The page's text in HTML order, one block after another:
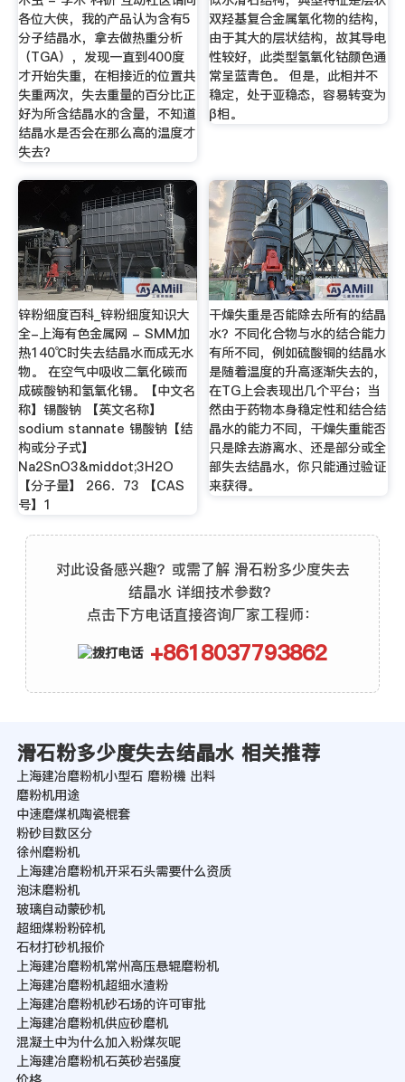
各位大侠，我的产品认为含有5
分子结晶水，拿去做热重分析
（TGA），发现一直到400度
才开始失重，在相接近的位置共
失重两次，失去重量的百分比正
好为所含结晶水的含量，不知道
结晶水是否会在那么高的温度才
失去？
双羟基复合金属氧化物的结构，
由于其大的层状结构，故其导电
性较好，此类型氢氧化钴颜色通
常呈蓝青色。 但是，此相并不
稳定，处于亚稳态，容易转变为
β相。
锌粉细度百科_锌粉细度知识大
全-上海有色金属网 - SMM加
热140℃时失去结晶水而成无水
物。 在空气中吸收二氧化碳而
成碳酸钠和氢氧化锡。【中文名
称】锡酸钠 【英文名称】
sodium stannate 锡酸钠【结
构或分子式】
Na2SnO3&middot;3H2O
【分子量】 266．73 【CAS
号】1
干燥失重是否能除去所有的结晶
水？不同化合物与水的结合能力
有所不同，例如硫酸铜的结晶水
是随着温度的升高逐渐失去的，
在TG上会表现出几个平台；当
然由于药物本身稳定性和结合结
晶水的能力不同，干燥失重能否
只是除去游离水、还是部分或全
部失去结晶水，你只能通过验证
来获得。
对此设备感兴趣？或需了解 滑石粉多少度失去
结晶水 详细技术参数？
点击下方电话直接咨询厂家工程师：
+8618037793862
滑石粉多少度失去结晶水 相关推荐
上海建冶磨粉机小型石 磨粉機 出料
磨粉机用途
中速磨煤机陶瓷棍套
粉砂目数区分
徐州磨粉机
上海建冶磨粉机开采石头需要什么资质
泡沫磨粉机
玻璃自动蒙砂机
超细煤粉粉碎机
石材打砂机报价
上海建冶磨粉机常州高压悬辊磨粉机
上海建冶磨粉机超细水渣粉
上海建冶磨粉机砂石场的许可审批
上海建冶磨粉机供应砂磨机
混凝土中为什么加入粉煤灰呢
上海建冶磨粉机石英砂岩强度